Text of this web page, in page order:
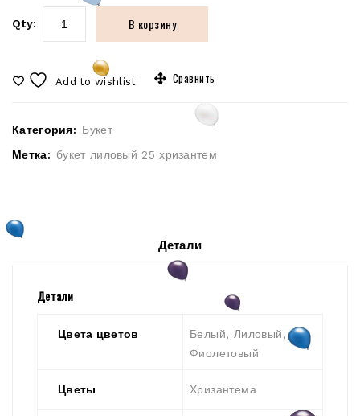
Qty: В корзину
Add to wishlist Сравнить
Категория: Букет
Метка: букет лиловый 25 хризантем
Детали
Детали
Цвета цветов
Белый, Лиловый,
Фиолетовый
Цветы Хризантема